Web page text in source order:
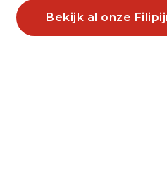
Bekijk al onze